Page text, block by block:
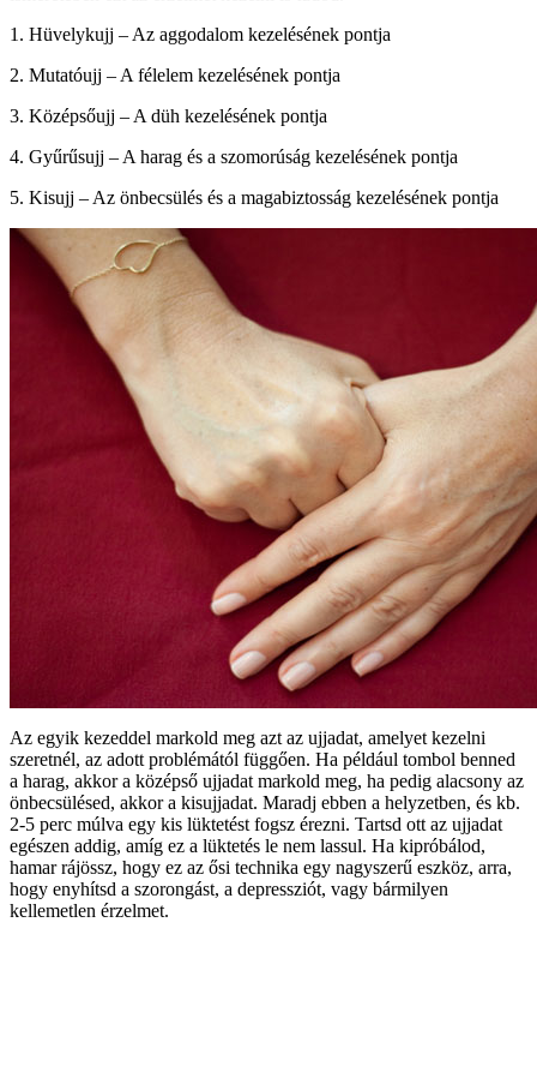
1. Hüvelykujj – Az aggodalom kezelésének pontja
2. Mutatóujj – A félelem kezelésének pontja
3. Középsőujj – A düh kezelésének pontja
4. Gyűrűsujj – A harag és a szomorúság kezelésének pontja
5. Kisujj – Az önbecsülés és a magabiztosság kezelésének pontja
Az egyik kezeddel markold meg azt az ujjadat, amelyet kezelni
szeretnél, az adott problémától függően. Ha például tombol benned
a harag, akkor a középső ujjadat markold meg, ha pedig alacsony az
önbecsülésed, akkor a kisujjadat. Maradj ebben a helyzetben, és kb.
2-5 perc múlva egy kis lüktetést fogsz érezni. Tartsd ott az ujjadat
egészen addig, amíg ez a lüktetés le nem lassul. Ha kipróbálod,
hamar rájössz, hogy ez az ősi technika egy nagyszerű eszköz, arra,
hogy enyhítsd a szorongást, a depressziót, vagy bármilyen
kellemetlen érzelmet.